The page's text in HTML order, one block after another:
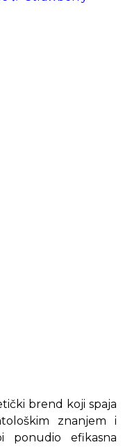
brend koji spaja
znanjem i
ponudio efikasna